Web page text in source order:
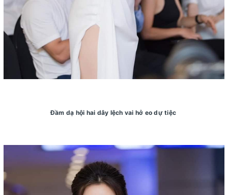
Đầm dạ hội hai dây lệch vai hở eo dự tiệc